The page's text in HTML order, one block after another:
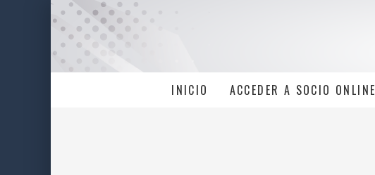
INICIO ACCEDER A SOCIO ONLINE